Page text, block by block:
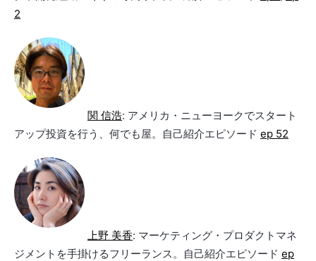
2
関 信浩: アメリカ・ニューヨークでスタート
アップ投資を行う、何でも屋。自己紹介エピソード ep 52
上野 美香: マーケティング・プロダクトマネ
ジメントを手掛けるフリーランス。自己紹介エピソード ep